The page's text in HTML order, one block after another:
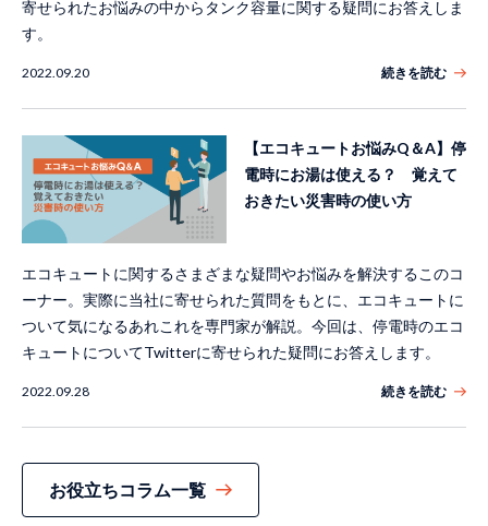
寄せられたお悩みの中からタンク容量に関する疑問にお答えしま
す。
2022.09.20 続きを読む
【エコキュートお悩みQ＆A】停
電時にお湯は使える？ 覚えて
おきたい災害時の使い方
エコキュートに関するさまざまな疑問やお悩みを解決するこのコ
ーナー。実際に当社に寄せられた質問をもとに、エコキュートに
ついて気になるあれこれを専門家が解説。今回は、停電時のエコ
キュートについてTwitterに寄せられた疑問にお答えします。
2022.09.28 続きを読む
お役立ちコラム一覧